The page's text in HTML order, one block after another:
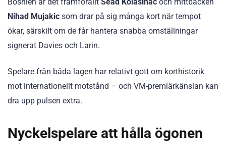
Nihad Mujakic som drar på sig många kort när tempot
ökar, särskilt om de får hantera snabba omställningar
signerat Davies och Larin.
Spelare från båda lagen har relativt gott om korthistorik
mot internationellt motstånd – och VM-premiärkänslan kan
dra upp pulsen extra.
Nyckelspelare att hålla ögonen